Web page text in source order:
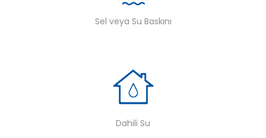
Sel veya Su Baskını
Dahili Su